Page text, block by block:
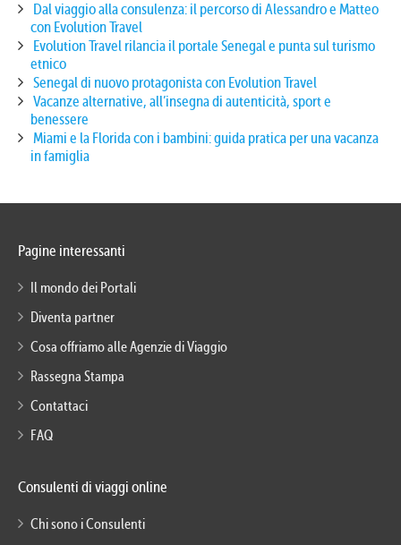
Dal viaggio alla consulenza: il percorso di Alessandro e Matteo
con Evolution Travel
Evolution Travel rilancia il portale Senegal e punta sul turismo
etnico
Senegal di nuovo protagonista con Evolution Travel
Vacanze alternative, all’insegna di autenticità, sport e
benessere
Miami e la Florida con i bambini: guida pratica per una vacanza
in famiglia
Pagine interessanti
Il mondo dei Portali
Diventa partner
Cosa offriamo alle Agenzie di Viaggio
Rassegna Stampa
Contattaci
FAQ
Consulenti di viaggi online
Chi sono i Consulenti